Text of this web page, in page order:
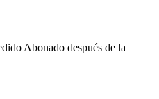
Abonado después de la